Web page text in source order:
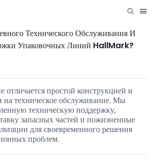
Технического Обслуживания И
Упаковочных Линий HallMark?
отличается простой конструкцией и
на техническое обслуживание. Мы
техническую поддержку,
запасных частей и пожизненные
для своевременного решения
проблем.